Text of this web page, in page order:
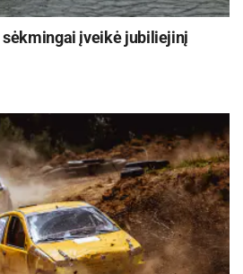
įveikė jubiliejinį